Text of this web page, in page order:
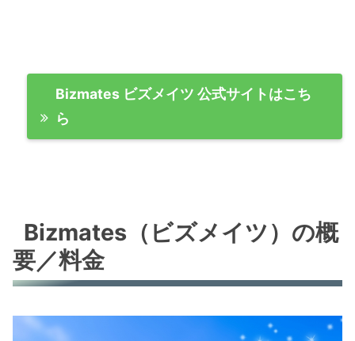
Bizmates ビズメイツ 公式サイトはこち
ら
Bizmates（ビズメイツ）の概
要／料金